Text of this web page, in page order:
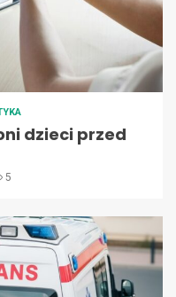
dzieci przed
5